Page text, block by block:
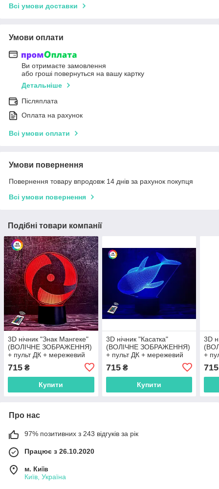
Всі умови доставки
Умови оплати
Ви отримаєте замовлення
або гроші повернуться на вашу картку
Детальніше
Післяплата
Оплата на рахунок
Всі умови оплати
Умови повернення
Повернення товару впродовж 14 днів за рахунок покупця
Всі умови повернення
Подібні товари компанії
3D нічник "Знак Мангеке"
(ВОЛІЧНЕ ЗОБРАЖЕННЯ)
+ пульт ДК + мережевий
(3ААА) 3DTOYSLAMP
715 ₴
Купити
3D нічник "Касатка"
(ВОЛІЧНЕ ЗОБРАЖЕННЯ)
+ пульт ДК + мережевий
(3ААА) 3DTOYSLAMP
715₴
Купити
3D
+
715
Про нас
97% позитивних з 243 відгуків за рік
Працює з 26.10.2020
м. Київ
Київ, Україна